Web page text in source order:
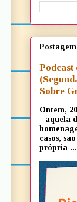
Podcast
Sobre
Ontem,
- aquela
casos,
própria ...